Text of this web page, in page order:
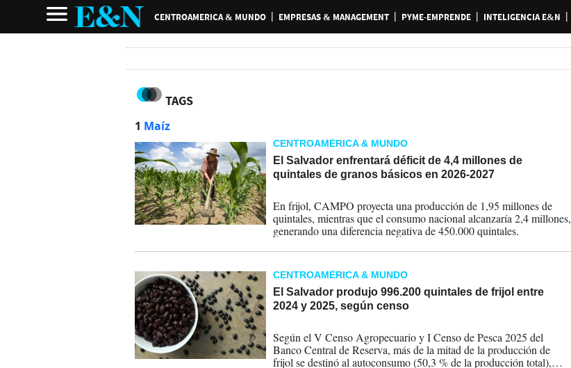
CENTROAMERICA & MUNDO EMPRESAS & MANAGEMENT PYME-EMPRENDE INTELIGENCIA E&N
TAGS
1 Maíz
CENTROAMÉRICA & MUNDO
El Salvador enfrentará déficit de 4,4 millones de
quintales de granos básicos en 2026-2027
En frijol, CAMPO proyecta una producción de 1,95 millones de
quintales, mientras que el consumo nacional alcanzaría 2,4 millones,
generando una diferencia negativa de 450.000 quintales.
CENTROAMÉRICA & MUNDO
El Salvador produjo 996.200 quintales de frijol entre
2024 y 2025, según censo
Según el V Censo Agropecuario y I Censo de Pesca 2025 del
Banco Central de Reserva, más de la mitad de la producción de
frijol se destinó al autoconsumo (50,3 % de la producción total),